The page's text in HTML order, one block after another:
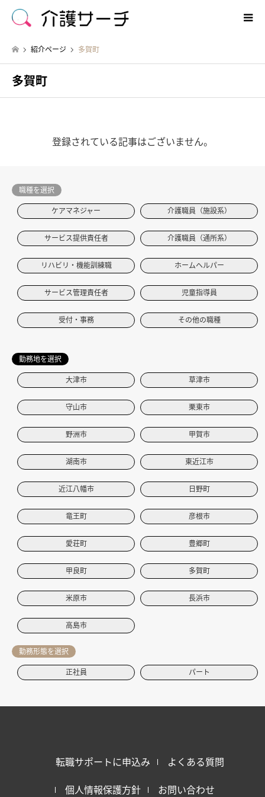
紹介ページ 多賀町
多賀町
登録されている記事はございません。
職種を選択
ケアマネジャー 介護職員（施設系）
サービス提供責任者 介護職員（通所系）
リハビリ・機能訓練職 ホームヘルパー
サービス管理責任者 児童指導員
受付・事務 その他の職種
勤務地を選択
大津市 草津市
守山市 栗東市
野洲市 甲賀市
湖南市 東近江市
近江八幡市 日野町
竜王町 彦根市
愛荘町 豊郷町
甲良町 多賀町
米原市 長浜市
高島市
勤務形態を選択
正社員 パート
転職サポートに申込み よくある質問
個人情報保護方針 お問い合わせ